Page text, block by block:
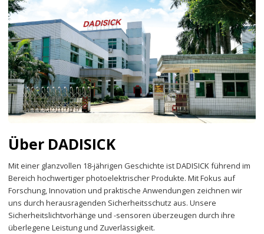
Über DADISICK
Mit einer glanzvollen 18-jährigen Geschichte ist DADISICK führend im
Bereich hochwertiger photoelektrischer Produkte. Mit Fokus auf
Forschung, Innovation und praktische Anwendungen zeichnen wir
uns durch herausragenden Sicherheitsschutz aus. Unsere
Sicherheitslichtvorhänge und -sensoren überzeugen durch ihre
überlegene Leistung und Zuverlässigkeit.